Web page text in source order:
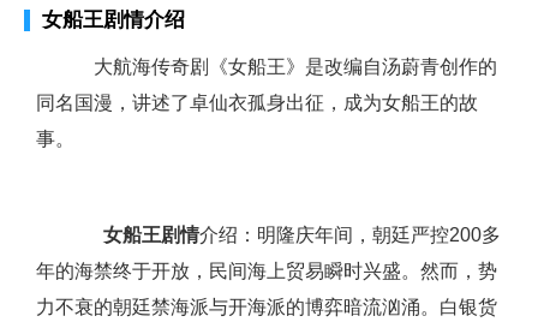
女船王剧情介绍
大航海传奇剧《女船王》是改编自汤蔚青创作的
同名国漫，讲述了卓仙衣孤身出征，成为女船王的故
事。
女船王剧情介绍：明隆庆年间，朝廷严控200多
年的海禁终于开放，民间海上贸易瞬时兴盛。然而，势
力不衰的朝廷禁海派与开海派的博弈暗流汹涌。白银货